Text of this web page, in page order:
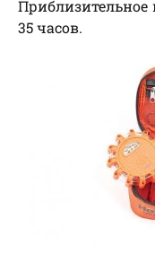
Приблизительное
35 часов.